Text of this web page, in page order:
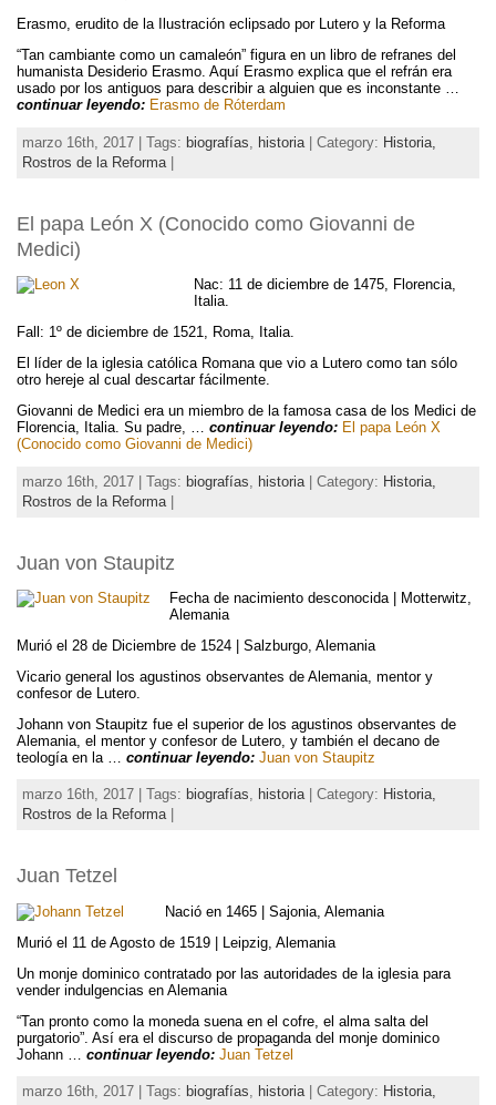
Erasmo, erudito de la Ilustración eclipsado por Lutero y la Reforma
“Tan cambiante como un camaleón” figura en un libro de refranes del
humanista Desiderio Erasmo. Aquí Erasmo explica que el refrán era
usado por los antiguos para describir a alguien que es inconstante …
continuar leyendo: Erasmo de Róterdam
marzo 16th, 2017 | Tags: biografías historia | Category: Historia,
Rostros de la Reforma |
El papa León X (Conocido como Giovanni de
Medici)
Nac: 11 de diciembre de 1475, Florencia,
Italia.
Fall: 1º de diciembre de 1521, Roma, Italia.
El líder de la iglesia católica Romana que vio a Lutero como tan sólo
otro hereje al cual descartar fácilmente.
Giovanni de Medici era un miembro de la famosa casa de los Medici de
Florencia, Italia. Su padre, … continuar leyendo: El papa León X
(Conocido como Giovanni de Medici)
marzo 16th, 2017 | Tags: biografías historia | Category: Historia,
Rostros de la Reforma |
Juan von Staupitz
Fecha de nacimiento desconocida | Motterwitz,
Alemania
Murió el 28 de Diciembre de 1524 | Salzburgo, Alemania
Vicario general los agustinos observantes de Alemania, mentor y
confesor de Lutero.
Johann von Staupitz fue el superior de los agustinos observantes de
Alemania, el mentor y confesor de Lutero, y también el decano de
teología en la … continuar leyendo: Juan von Staupitz
marzo 16th, 2017 | Tags: biografías, historia| Category: Historia,
Rostros de la Reforma|
Juan Tetzel
Nació en 1465 | Sajonia, Alemania
Murió el 11 de Agosto de 1519 | Leipzig, Alemania
Un monje dominico contratado por las autoridades de la iglesia para
vender indulgencias en Alemania
“Tan pronto como la moneda suena en el cofre, el alma salta del
purgatorio”. Así era el discurso de propaganda del monje dominico
Johann … continuar leyendo: Juan Tetzel
marzo 16th, 2017 | Tags: biografías, historia| Category: Historia,